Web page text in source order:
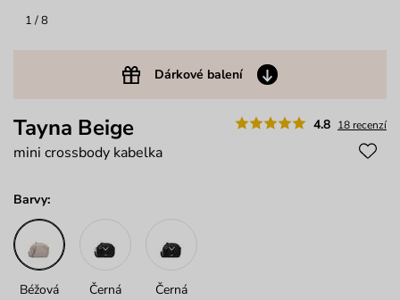
1 / 8
Dárkové balení
4.8 18 recenzí
Tayna Beige
mini crossbody kabelka
Barvy:
Béžová Černá Černá